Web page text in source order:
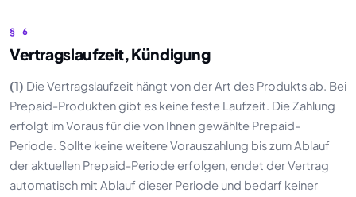
§ 6
Vertragslaufzeit, Kündigung
(1) Die Vertragslaufzeit hängt von der Art des Produkts ab. Bei
Prepaid-Produkten gibt es keine feste Laufzeit. Die Zahlung
erfolgt im Voraus für die von Ihnen gewählte Prepaid-
Periode. Sollte keine weitere Vorauszahlung bis zum Ablauf
der aktuellen Prepaid-Periode erfolgen, endet der Vertrag
automatisch mit Ablauf dieser Periode und bedarf keiner